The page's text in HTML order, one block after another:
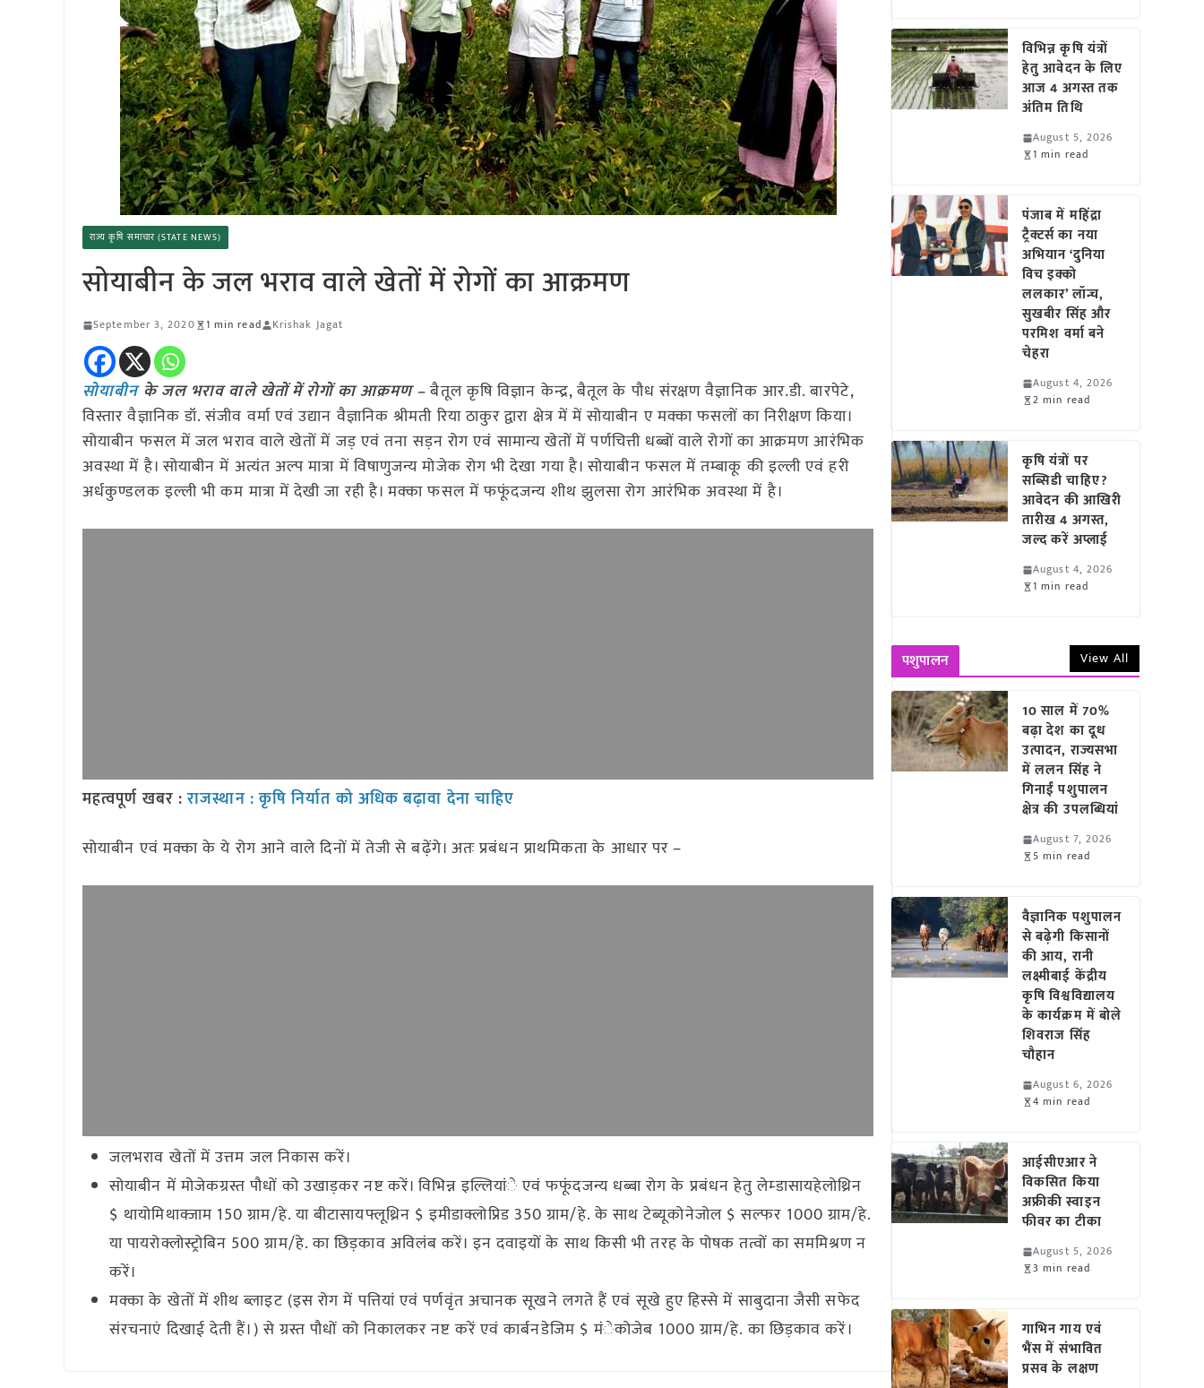
राज्य कृषि समाचार (STATE NEWS)
सोयाबीन के जल भराव वाले खेतों में रोगों का आक्रमण
September 3, 2020 1 min read Krishak Jagat
सोयाबीनके जल भराव वाले खेतों में रोगों का आक्रमण –बैतूल कृषि विज्ञान केन्द्र, बैतूल के पौध संरक्षण वैज्ञानिक आर.डी. बारपेटे,
विस्तार वैज्ञानिक डॉ. संजीव वर्मा एवं उद्यान वैज्ञानिक श्रीमती रिया ठाकुर द्वारा क्षेत्र में में सोयाबीन ए मक्का फसलों का निरीक्षण किया।
सोयाबीन फसल में जल भराव वाले खेतों में जड़ एवं तना सड़न रोग एवं सामान्य खेतों में पर्णचित्ती धब्बों वाले रोगों का आक्रमण आरंभिक
अवस्था में है। सोयाबीन में अत्यंत अल्प मात्रा में विषाणुजन्य मोजेक रोग भी देखा गया है। सोयाबीन फसल में तम्बाकू की इल्ली एवं हरी
अर्धकुण्डलक इल्ली भी कम मात्रा में देखी जा रही है। मक्का फसल में फफूंदजन्य शीथ झुलसा रोग आरंभिक अवस्था में है।
महत्वपूर्ण खबर :राजस्थान : कृषि निर्यात को अधिक बढ़ावा देना चाहिए
सोयाबीन एवं मक्का के ये रोग आने वाले दिनों में तेजी से बढ़ेंगे। अतः प्रबंधन प्राथमिकता के आधार पर –
जलभराव खेतों में उत्तम जल निकास करें।
सोयाबीन में मोजेकग्रस्त पौधों को उखाड़कर नष्ट करें। विभिन्न इल्लियांे एवं फफूंदजन्य धब्बा रोग के प्रबंधन हेतु लेम्डासायहेलोथ्रिन
$ थायोमिथाक्जाम 150 ग्राम/हे. या बीटासायफ्लूथ्रिन $ इमीडाक्लोप्रिड 350 ग्राम/हे. के साथ टेब्यूकोनेजोल $ सल्फर 1000 ग्राम/हे.
या पायरोक्लोस्ट्रोबिन 500 ग्राम/हे. का छिड़काव अविलंब करें। इन दवाइयों के साथ किसी भी तरह के पोषक तत्वों का सममिश्रण न
करें।
मक्का के खेतों में शीथ ब्लाइट (इस रोग में पत्तियां एवं पर्णवृंत अचानक सूखने लगते हैं एवं सूखे हुए हिस्से में साबुदाना जैसी सफेद
संरचनाएं दिखाई देती हैं।) से ग्रस्त पौधों को निकालकर नष्ट करें एवं कार्बनडेजिम $ मंेकोजेब 1000 ग्राम/हे. का छिड़काव करें।
विभिन्न कृषि यंत्रों
हेतु आवेदन के लिए
आज 4 अगस्त तक
अंतिम तिथि
August 5, 2026
1 min read
पंजाब में महिंद्रा
ट्रैक्टर्स का नया
अभियान ‘दुनिया
विच इक्को
ललकार’ लॉन्च,
सुखबीर सिंह और
परमिश वर्मा बने
चेहरा
August 4, 2026
2 min read
कृषि यंत्रों पर
सब्सिडी चाहिए?
आवेदन की आखिरी
तारीख 4 अगस्त,
जल्द करें अप्लाई
August 4, 2026
1 min read
पशुपालन View All
10 साल में 70%
बढ़ा देश का दूध
उत्पादन, राज्यसभा
में ललन सिंह ने
गिनाईं पशुपालन
क्षेत्र की उपलब्धियां
August 7, 2026
5 min read
वैज्ञानिक पशुपालन
से बढ़ेगी किसानों
की आय, रानी
लक्ष्मीबाई केंद्रीय
कृषि विश्वविद्यालय
के कार्यक्रम में बोले
शिवराज सिंह
चौहान
August 6, 2026
4 min read
आईसीएआर ने
विकसित किया
अफ्रीकी स्वाइन
फीवर का टीका
August 5, 2026
3 min read
गाभिन गाय एवं
भैंस में संभावित
प्रसव के लक्षण